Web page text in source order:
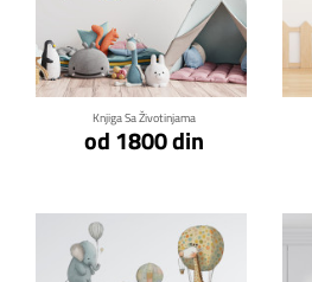
Knjiga Sa Životinjama
od 1800 din
Klikni za detalje